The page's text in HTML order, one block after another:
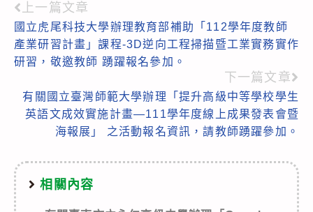
Read
more
articles
上一篇文章
國立虎尾科技大學辦理教育部補助「112學年度教師
產業研習計畫」課程-3D逆向工程掃描暨工業實務實作
研習，敬邀教師 踴躍報名參加。
下一篇文章
有關國立臺灣師範大學辦理「提升高級中等學校學生
英語文成效實施計畫—111學年度線上成果發表會暨
海報展」 之活動報名資訊，請教師踴躍參加。
相關內容